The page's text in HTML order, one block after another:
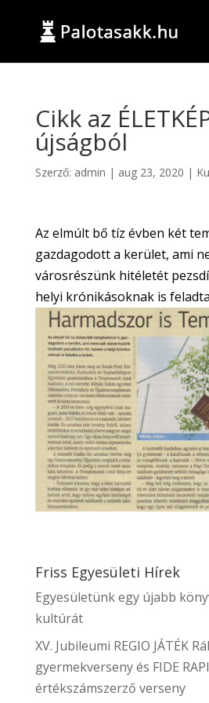
Cikk az
újságból
Szerző: admin | aug 23, 2020 |
Az elmúlt bő tíz évben két
gazdagodott a kerület, ami
városrészünk hitéletét
helyi krónikásoknak is
Friss Egyesületi Hírek
Egyesületünk egy újabb
kultúrát
XV. Jubileumi REGIO JÁTÉK
gyermekverseny és FIDE
értékszámszerző verseny